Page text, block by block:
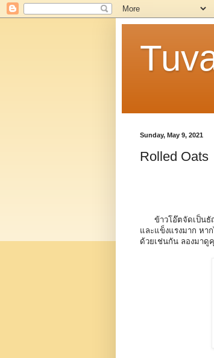
Sunday, May 9, 2021
Rolled Oats
ข้าวโอ๊ตจัดเป็นธั
และแข็งแรงมาก หา
ด้วยเช่นกัน ลองมาดู